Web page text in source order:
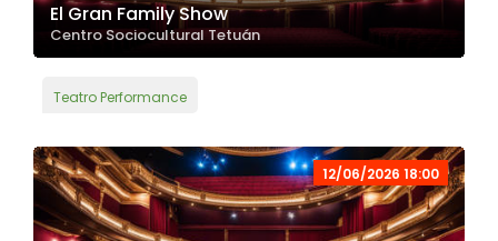
El Gran Family Show
Centro Sociocultural Tetuán
Teatro Performance
12/06/2026 18:00